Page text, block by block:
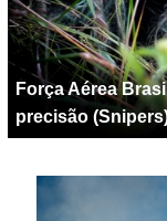
Força Aérea
precisão